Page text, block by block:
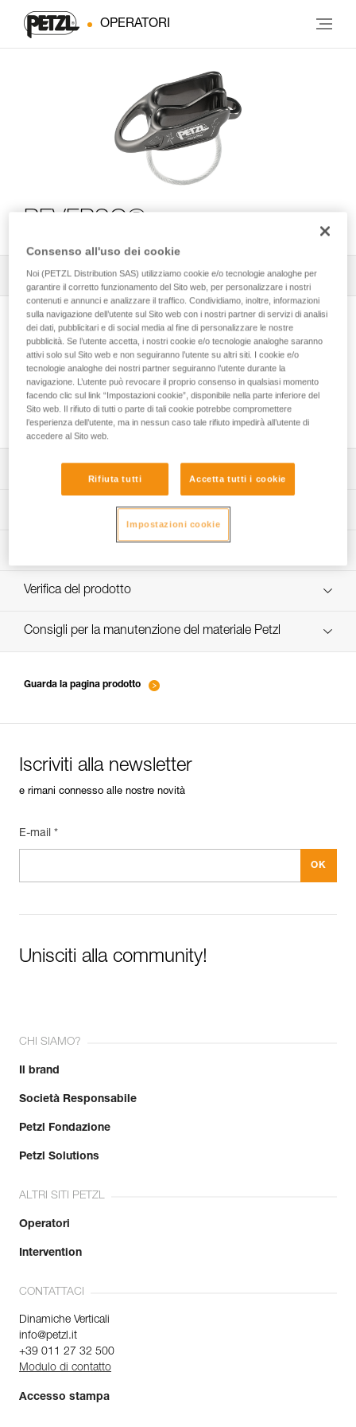
OPERATORI
Tutti i consigli tecnici 1 Filtro
Tecnica di assicurazione: recuperare corda
Technical Notice
App per il controllo e la manutenzione dei DPI
verif-EPI-assureur-procedure-IT
Verifica del prodotto
verif-EPI-assureur-suivi-IT
Consigli per la manutenzione del materiale Petzl
Guarda la pagina prodotto
Iscriviti alla newsletter
e rimani connesso alle nostre novità
E-mail *
Unisciti alla community!
CHI SIAMO?
Il brand
Società Responsabile
Petzl Fondazione
Petzl Solutions
ALTRI SITI PETZL
Operatori
Intervention
CONTATTACI
Dinamiche Verticali
info@petzl.it
+39 011 27 32 500
Modulo di contatto
Accesso stampa
Consenso all'uso dei cookie
Noi (PETZL Distribution SAS) utilizziamo cookie e/o tecnologie analoghe per
garantire il corretto funzionamento del Sito web, per personalizzare i nostri
contenuti e annunci e analizzare il traffico. Condividiamo, inoltre, informazioni
sulla navigazione dell’utente sul Sito web con i nostri partner di servizi di analisi
dei dati, pubblicitari e di social media al fine di personalizzare le nostre
pubblicità. Se l’utente accetta, i nostri cookie e/o tecnologie analoghe saranno
attivi solo sul Sito web e non seguiranno l’utente su altri siti. I cookie e/o
tecnologie analoghe dei nostri partner seguiranno l’utente durante la
navigazione. L’utente può revocare il proprio consenso in qualsiasi momento
facendo clic sul link “Impostazioni cookie”, disponibile nella parte inferiore del
Sito web. Il rifiuto di tutti o parte di tali cookie potrebbe compromettere
l’esperienza dell’utente, ma in nessun caso tale rifiuto impedirà all’utente di
accedere al Sito web.
Rifiuta tutti Accetta tutti i cookie
Impostazioni cookie